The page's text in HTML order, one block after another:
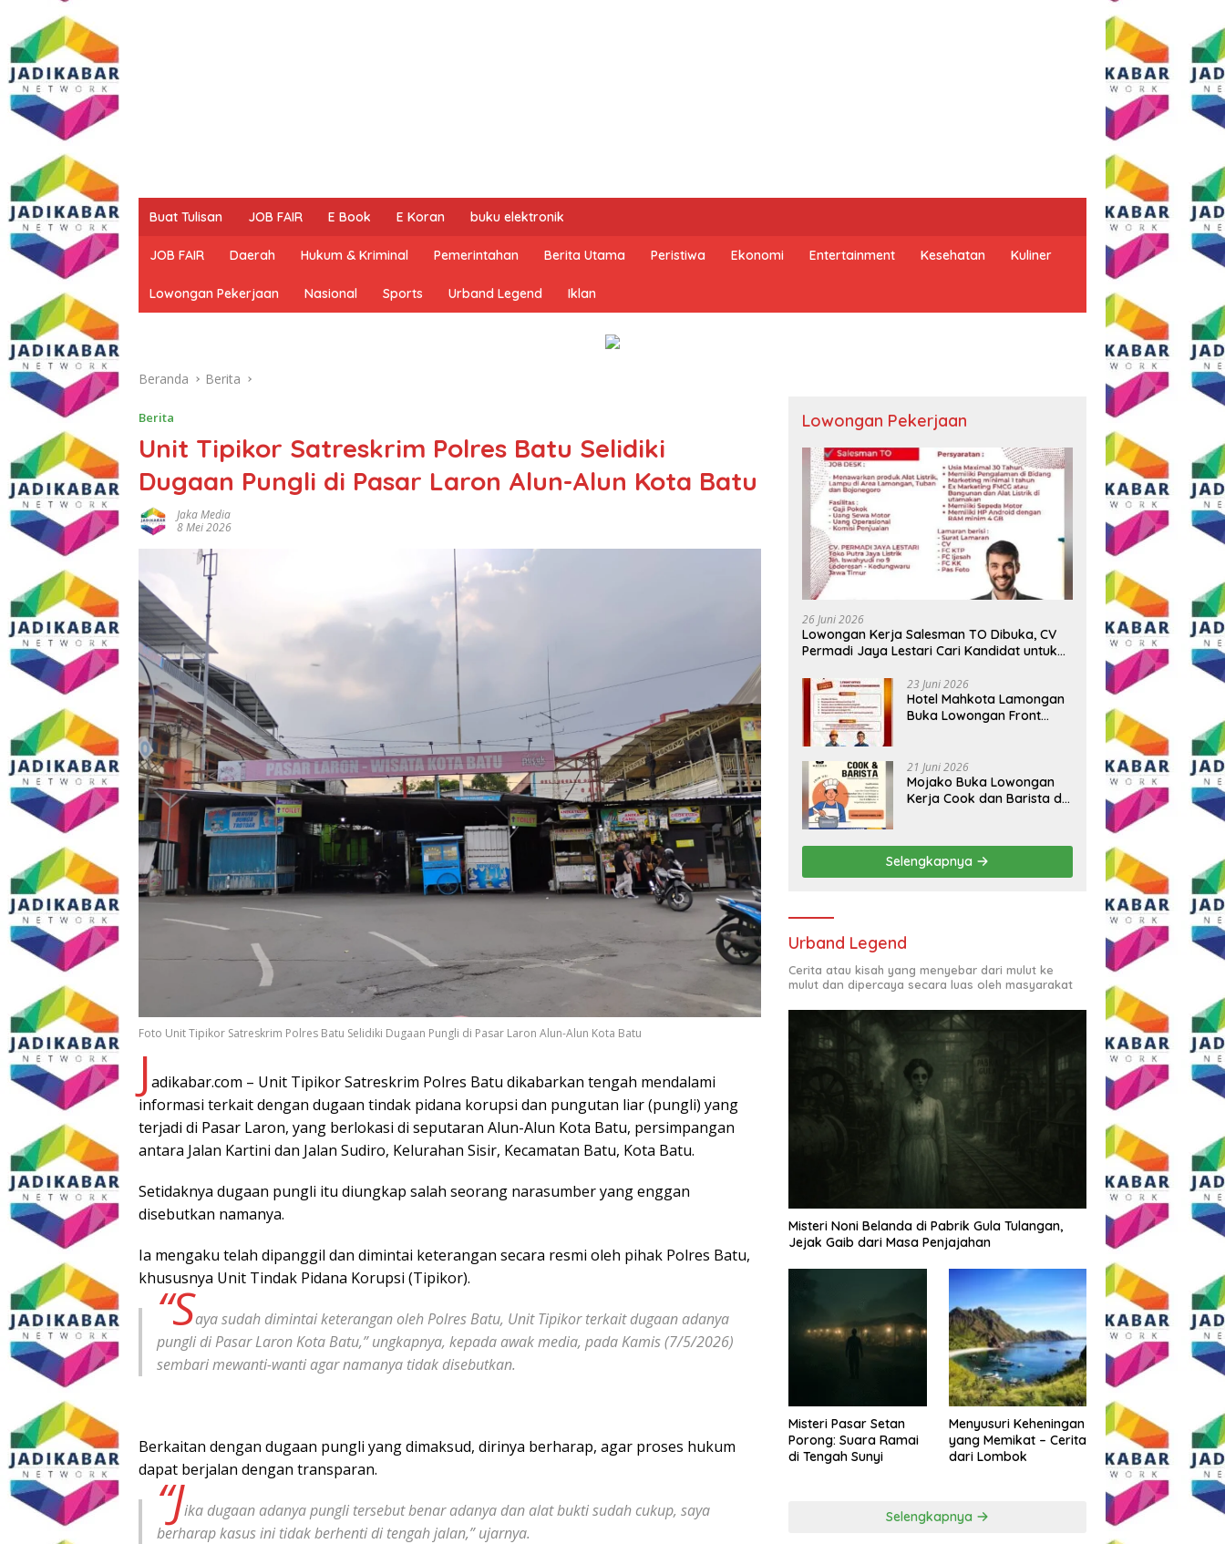
Buat Tulisan JOB FAIR E Book E Koran buku elektronik
JOB FAIR Daerah Hukum & Kriminal Pemerintahan Berita Utama Peristiwa Ekonomi Entertainment Kesehatan Kuliner
Lowongan Pekerjaan Nasional Sports Urband Legend Iklan
Beranda Berita
Berita
Unit Tipikor Satreskrim Polres Batu Selidiki
Dugaan Pungli di Pasar Laron Alun-Alun Kota Batu
Jaka Media
8 Mei 2026
Foto Unit Tipikor Satreskrim Polres Batu Selidiki Dugaan Pungli di Pasar Laron Alun-Alun Kota Batu
Jadikabar.com – Unit Tipikor Satreskrim Polres Batu dikabarkan tengah mendalami
informasi terkait dengan dugaan tindak pidana korupsi dan pungutan liar (pungli) yang
terjadi di Pasar Laron, yang berlokasi di seputaran Alun-Alun Kota Batu, persimpangan
antara Jalan Kartini dan Jalan Sudiro, Kelurahan Sisir, Kecamatan Batu, Kota Batu.
Setidaknya dugaan pungli itu diungkap salah seorang narasumber yang enggan
disebutkan namanya.
Ia mengaku telah dipanggil dan dimintai keterangan secara resmi oleh pihak Polres Batu,
khususnya Unit Tindak Pidana Korupsi (Tipikor).
“Saya sudah dimintai keterangan oleh Polres Batu, Unit Tipikor terkait dugaan adanya
pungli di Pasar Laron Kota Batu,” ungkapnya, kepada awak media, pada Kamis (7/5/2026)
sembari mewanti-wanti agar namanya tidak disebutkan.
Berkaitan dengan dugaan pungli yang dimaksud, dirinya berharap, agar proses hukum
dapat berjalan dengan transparan.
“Jika dugaan adanya pungli tersebut benar adanya dan alat bukti sudah cukup, saya
berharap kasus ini tidak berhenti di tengah jalan,” ujarnya.
Lowongan Pekerjaan
26 Juni 2026
Lowongan Kerja Salesman TO Dibuka, CV
Permadi Jaya Lestari Cari Kandidat untuk
23 Juni 2026
Hotel Mahkota Lamongan
Buka Lowongan Front
Syaratnya
21 Juni 2026
Mojako Buka Lowongan
Kerja Cook dan Barista di
Selengkapnya
Urband Legend
Cerita atau kisah yang menyebar dari mulut ke
mulut dan dipercaya secara luas oleh masyarakat
Misteri Noni Belanda di Pabrik Gula Tulangan,
Jejak Gaib dari Masa Penjajahan
Misteri Pasar Setan
Porong: Suara Ramai
di Tengah Sunyi
Menyusuri Keheningan
yang Memikat – Cerita
dari Lombok
Selengkapnya